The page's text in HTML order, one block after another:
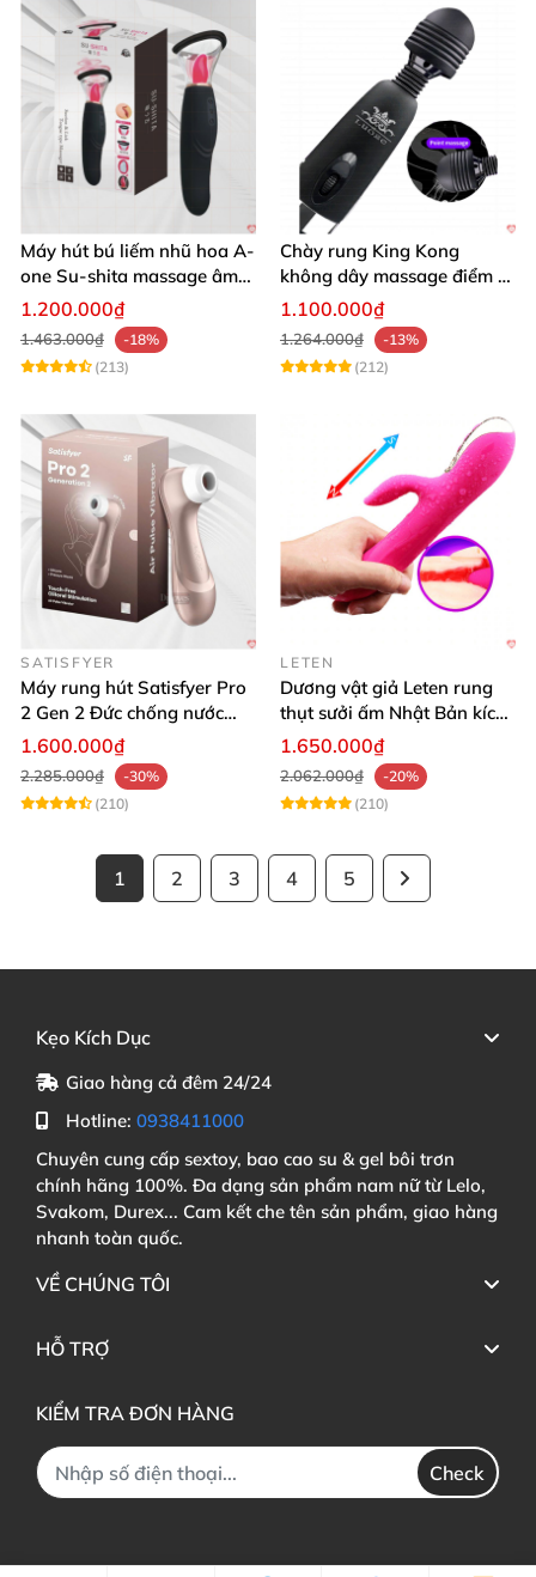
Máy hút bú liếm nhũ hoa A-
one Su-shita massage âm
đạo độc đáo
1.200.000₫
1.463.000₫
-18%
(213)
Chày rung King Kong
không dây massage điểm G
sạc USB tiện lợi cao cấp
1.100.000₫
1.264.000₫
-13%
(212)
SATISFYER
Máy rung hút Satisfyer Pro
2 Gen 2 Đức chống nước
massage điểm G sạc pin
1.600.000₫
2.285.000₫
-30%
(210)
LETEN
Dương vật giả Leten rung
thụt sưởi ấm Nhật Bản kích
thích điểm G
1.650.000₫
2.062.000₫
-20%
(210)
1 2 3 4 5
Kẹo Kích Dục
Giao hàng cả đêm 24/24
Hotline: 0938411000
Chuyên cung cấp sextoy, bao cao su & gel bôi trơn
chính hãng 100%. Đa dạng sản phẩm nam nữ từ Lelo,
Svakom, Durex... Cam kết che tên sản phẩm, giao hàng
nhanh toàn quốc.
VỀ CHÚNG TÔI
HỖ TRỢ
KIỂM TRA ĐƠN HÀNG
Check